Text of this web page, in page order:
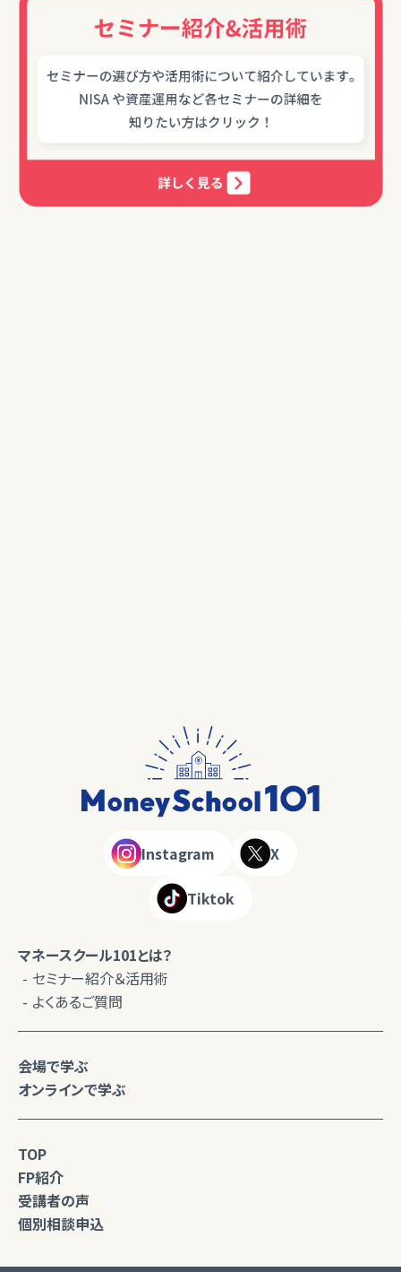
Instagram X
Tiktok
マネースクール101とは？
セミナー紹介＆活用術
よくあるご質問
会場で学ぶ
オンラインで学ぶ
TOP
FP紹介
受講者の声
個別相談申込